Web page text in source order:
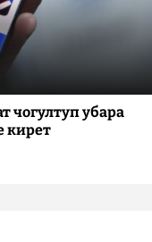
чогултуп убара
кирет